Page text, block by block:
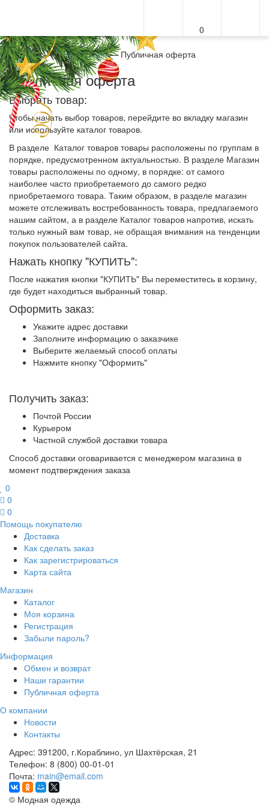
0
Меню
Главная — Информация — Публичная оферта
Публичная оферта
Выбрать товар:
Чтобы начать выбор товаров, перейдите во вкладку магазин
или используйте каталог товаров.
В разделе Каталог товаров товары расположены по группам в
порядке, предусмотренном актуальностью. В разделе Магазин
товары расположены по одному, в порядке: от самого
наиболее часто приобретаемого до самого редко
приобретаемого товара. Таким образом, в разделе магазин
можете отслеживать востребованность товара, предлагаемого
нашим сайтом, а в разделе Каталог товаров напротив, искать
только нужный вам товар, не обращая внимания на тенденции
покупок пользователей сайта.
Нажать кнопку "КУПИТЬ":
После нажатия кнопки "КУПИТЬ" Вы переместитесь в корзину,
где будет находиться выбранный товар.
Оформить заказ:
Укажите адрес доставки
Заполните информацию о заказчике
Выберите желаемый способ оплаты
Нажмите кнопку "Оформить"
Получить заказ:
Почтой России
Курьером
Частной службой доставки товара
Способ доставки оговаривается с менеджером магазина в
момент подтверждения заказа
0
0
0
Помощь покупателю
Доставка
Как сделать заказ
Как зарегистрироваться
Карта сайта
Магазин
Каталог
Моя корзина
Регистрация
Забыли пароль?
Информация
Обмен и возврат
Наши гарантии
Публичная оферта
О компании
Новости
Контакты
Адрес: 391200, г.Кораблино, ул Шахтёрская, 21
Телефон: 8 (800) 00-01-01
Почта: main@email.com
© Модная одежда